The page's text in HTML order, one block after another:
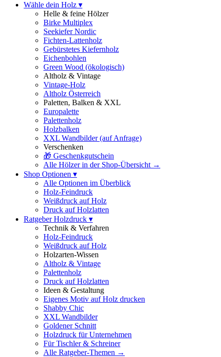
Wähle dein Holz ▾
Helle & feine Hölzer
Birke Multiplex
Seekiefer Nordic
Fichten-Lattenholz
Gebürstetes Kiefernholz
Eichenbohlen
Green Wood (ökologisch)
Altholz & Vintage
Vintage-Holz
Altholz Österreich
Paletten, Balken & XXL
Europalette
Palettenholz
Holzbalken
XXL Wandbilder(auf Anfrage)
Verschenken
🎁 Geschenkgutschein
Alle Hölzer in der Shop-Übersicht →
Shop Optionen ▾
Alle Optionen im Überblick
Holz-Feindruck
Weißdruck auf Holz
Druck auf Holzlatten
Ratgeber Holzdruck ▾
Technik & Verfahren
Holz-Feindruck
Weißdruck auf Holz
Holzarten-Wissen
Altholz & Vintage
Palettenholz
Druck auf Holzlatten
Ideen & Gestaltung
Eigenes Motiv auf Holz drucken
Shabby Chic
XXL Wandbilder
Goldener Schnitt
Holzdruck für Unternehmen
Für Tischler & Schreiner
Alle Ratgeber-Themen →